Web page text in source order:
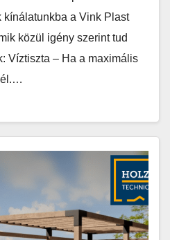
kínálatunkba a Vink Plast
közül igény szerint tud
Víztiszta – Ha a maximális